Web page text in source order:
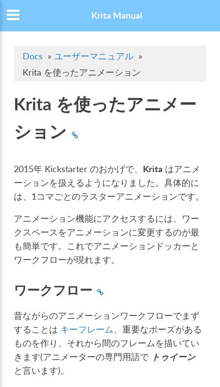
Krita Manual
Docs » ユーザーマニュアル »
Krita を使ったアニメーション
Krita を使ったアニメー
ション
2015年 Kickstarter のおかげで、 Krita はアニメ
ーションを扱えるようになりました。具体的に
は、1コマごとのラスターアニメーションです。
アニメーション機能にアクセスするには、ワー
クスペースをアニメーションに変更するのが最
も簡単です。これでアニメーションドッカーと
ワークフローが現れます。
ワークフロー
昔ながらのアニメーションワークフローでまず
することは キーフレーム、重要なポーズがある
ものを作り、それから間のフレームを描いてい
きます(アニメーターの専門用語で トゥイーン
と言います)。